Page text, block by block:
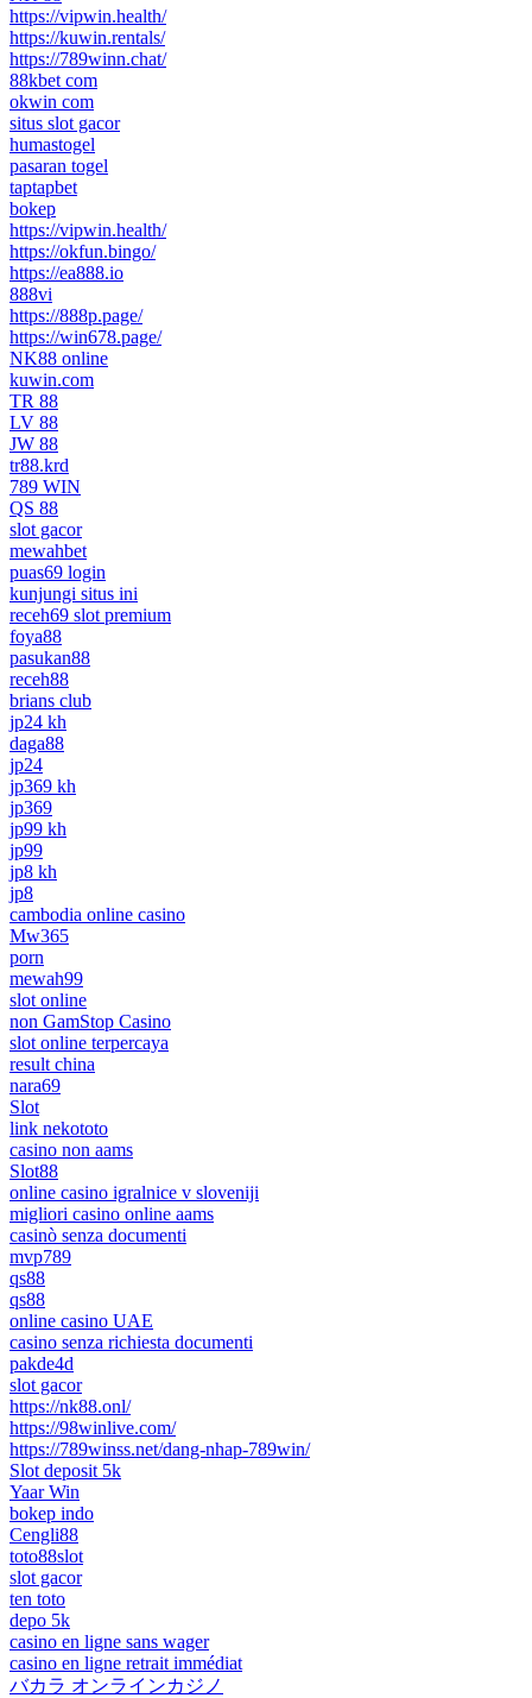
https://vipwin.health/
https://kuwin.rentals/
https://789winn.chat/
88kbet com
okwin com
situs slot gacor
humastogel
pasaran togel
taptapbet
bokep
https://vipwin.health/
https://okfun.bingo/
https://ea888.io
888vi
https://888p.page/
https://win678.page/
NK88 online
kuwin.com
TR 88
LV 88
JW 88
tr88.krd
789 WIN
QS 88
slot gacor
mewahbet
puas69 login
kunjungi situs ini
receh69 slot premium
foya88
pasukan88
receh88
brians club
jp24 kh
daga88
jp24
jp369 kh
jp369
jp99 kh
jp99
jp8 kh
jp8
cambodia online casino
Mw365
porn
mewah99
slot online
non GamStop Casino
slot online terpercaya
result china
nara69
Slot
link nekototo
casino non aams
Slot88
online casino igralnice v sloveniji
migliori casino online aams
casinò senza documenti
mvp789
qs88
qs88
online casino UAE
casino senza richiesta documenti
pakde4d
slot gacor
https://nk88.onl/
https://98winlive.com/
https://789winss.net/dang-nhap-789win/
Slot deposit 5k
Yaar Win
bokep indo
Cengli88
toto88slot
slot gacor
ten toto
depo 5k
casino en ligne sans wager
casino en ligne retrait immédiat
バカラ オンラインカジノ